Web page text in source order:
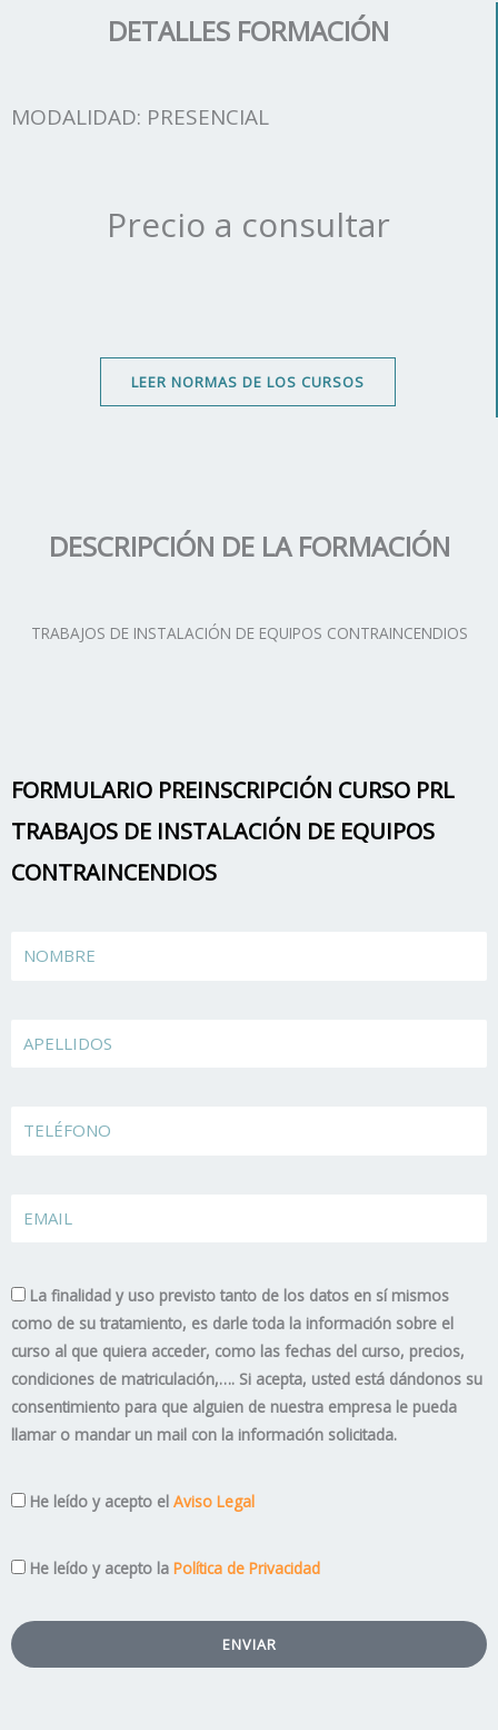
DETALLES FORMACIÓN
MODALIDAD: PRESENCIAL
Precio a consultar
LEER NORMAS DE LOS CURSOS
DESCRIPCIÓN DE LA FORMACIÓN
TRABAJOS DE INSTALACIÓN DE EQUIPOS CONTRAINCENDIOS
FORMULARIO PREINSCRIPCIÓN CURSO PRL
TRABAJOS DE INSTALACIÓN DE EQUIPOS
CONTRAINCENDIOS
TELÉFONO
La finalidad y uso previsto tanto de los datos en sí mismos
como de su tratamiento, es darle toda la información sobre el
curso al que quiera acceder, como las fechas del curso, precios,
condiciones de matriculación,…. Si acepta, usted está dándonos su
consentimiento para que alguien de nuestra empresa le pueda
llamar o mandar un mail con la información solicitada.
AvisoHe leído y acepto el Aviso Legal
Privacidad
He leído y acepto la Política de Privacidad
ENVIAR